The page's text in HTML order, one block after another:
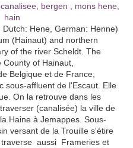
Hene, German: Henne)
(Hainaut) and northern
of the river Scheldt. The
of Hainaut,
Belgique et de France,
sous-affluent de l'Escaut. Elle
On la retrouve dans les
(canalisée) la ville de
Haine à Jemappes. Sous-
versant de la Trouille s'étire
aussi Frameries et